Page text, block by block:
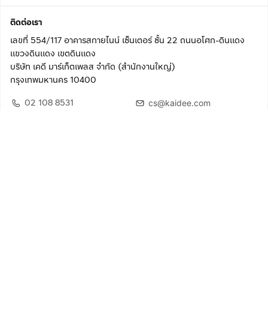
ติดต่อเรา
เลขที่ 554/117 อาคารสกายไนน์ เซ็นเตอร์ ชั้น 22 ถนนอโศก-ดินแดง
แขวงดินแดง เขตดินแดง
บริษัท เคดี มาร์เก็ตเพลส จำกัด (สำนักงานใหญ่)
กรุงเทพมหานคร 10400
02 108 8531
cs@kaidee.com